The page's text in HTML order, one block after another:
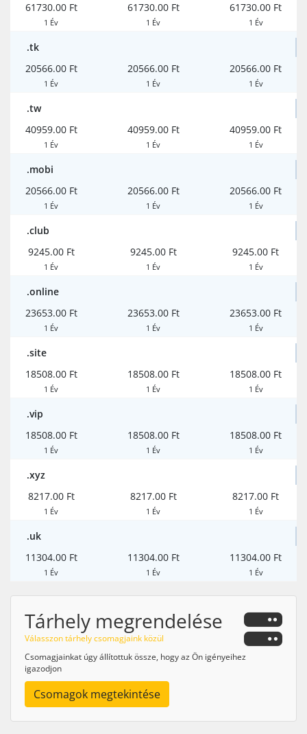
61730.00 Ft
1 Év
61730.00 Ft
1 Év
61730.00 Ft
1 Év
.tk
20566.00 Ft
1 Év
20566.00 Ft
1 Év
20566.00 Ft
1 Év
.tw
40959.00 Ft
1 Év
40959.00 Ft
1 Év
40959.00 Ft
1 Év
.mobi
20566.00 Ft
1 Év
20566.00 Ft
1 Év
20566.00 Ft
1 Év
.club
9245.00 Ft
1 Év
9245.00 Ft
1 Év
9245.00 Ft
1 Év
.online
23653.00 Ft
1 Év
23653.00 Ft
1 Év
23653.00 Ft
1 Év
.site
18508.00 Ft
1 Év
18508.00 Ft
1 Év
18508.00 Ft
1 Év
.vip
18508.00 Ft
1 Év
18508.00 Ft
1 Év
18508.00 Ft
1 Év
.xyz
8217.00 Ft
1 Év
8217.00 Ft
1 Év
8217.00 Ft
1 Év
.uk
11304.00 Ft
1 Év
11304.00 Ft
1 Év
11304.00 Ft
1 Év
Tárhely megrendelése
Válasszon tárhely csomagjaink közül
Csomagjainkat úgy állítottuk össze, hogy az Ön igényeihez
igazodjon
Csomagok megtekintése